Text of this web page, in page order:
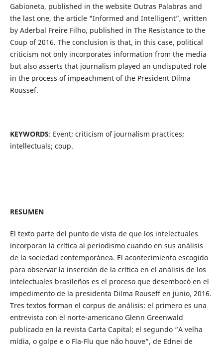
Gabioneta, published in the website Outras Palabras and
the last one, the article "Informed and Intelligent”, written
by Aderbal Freire Filho, published in The Resistance to the
Coup of 2016. The conclusion is that, in this case, political
criticism not only incorporates information from the media
but also asserts that journalism played an undisputed role
in the process of impeachment of the President Dilma
Roussef.
KEYWORDS: Event; criticism of journalism practices;
intellectuals; coup.
RESUMEN
El texto parte del punto de vista de que los intelectuales
incorporan la crítica al periodismo cuando en sus análisis
de la sociedad contemporánea. El acontecimiento escogido
para observar la inserción de la crítica en el análisis de los
intelectuales brasileños es el proceso que desembocó en el
impedimento de la presidenta Dilma Rouseff en junio, 2016.
Tres textos forman el corpus de análisis: el primero es una
entrevista con el norte-americano Glenn Greenwald
publicado en la revista Carta Capital; el segundo “A velha
mídia, o golpe e o Fla-Flu que não houve”, de Ednei de